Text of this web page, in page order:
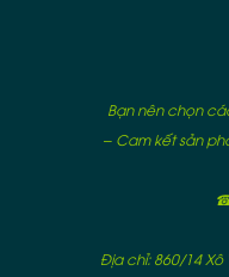
Bạn nên chọn
– Cam kết sản
☎
Địa chỉ: 860/14 Xô